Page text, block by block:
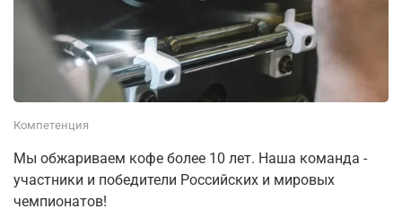
Компетенция
Мы обжариваем кофе более 10 лет. Наша команда -
участники и победители Российских и мировых
чемпионатов!